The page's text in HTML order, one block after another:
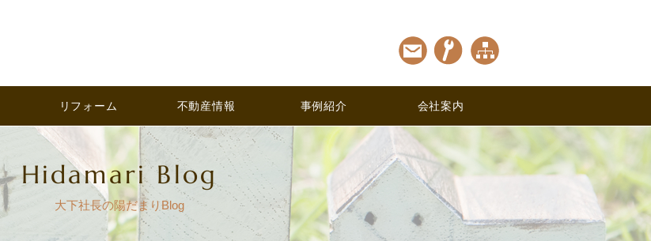
リフォーム 不動産情報 事例紹介 会社案内
Hidamari Blog
大下社長の陽だまりBlog